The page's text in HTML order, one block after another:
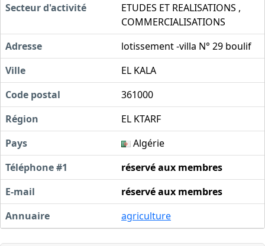
Secteur d'activité
ETUDES ET REALISATIONS ,
COMMERCIALISATIONS
Adresse
lotissement -villa N° 29 boulif
Ville
EL KALA
Code postal
361000
Région
EL KTARF
Pays
Algérie
Téléphone #1
réservé aux membres
E-mail
réservé aux membres
Annuaire
agriculture